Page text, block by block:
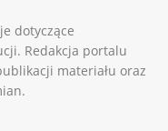
dotyczące
Redakcja portalu
materiału oraz